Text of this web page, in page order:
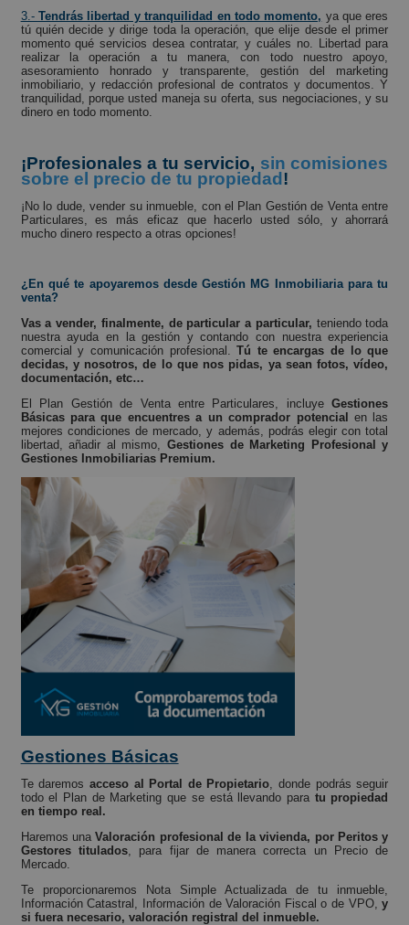
3.- Tendrás libertad y tranquilidad en todo momento, ya que eres
tú quién decide y dirige toda la operación, que elije desde el primer
momento qué servicios desea contratar, y cuáles no. Libertad para
realizar la operación a tu manera, con todo nuestro apoyo,
asesoramiento honrado y transparente, gestión del marketing
inmobiliario, y redacción profesional de contratos y documentos. Y
tranquilidad, porque usted maneja su oferta, sus negociaciones, y su
dinero en todo momento.
¡Profesionales a tu servicio, sin comisiones
sobre el precio de tu propiedad!
¡No lo dude, vender su inmueble, con el Plan Gestión de Venta entre
Particulares, es más eficaz que hacerlo usted sólo, y ahorrará
mucho dinero respecto a otras opciones!
¿En qué te apoyaremos desde Gestión MG Inmobiliaria para tu
venta?
Vas a vender, finalmente, de particular a particular, teniendo toda
nuestra ayuda en la gestión y contando con nuestra experiencia
comercial y comunicación profesional.Tú te encargas de lo que
decidas, y nosotros, de lo que nos pidas, ya sean fotos, vídeo,
documentación, etc…
El Plan Gestión de Venta entre Particulares, incluyeGestiones
Básicas para que encuentres a un comprador potencial en las
mejores condiciones de mercado, y además, podrás elegir con total
libertad, añadir al mismo, Gestiones de Marketing Profesional y
Gestiones Inmobiliarias Premium.
Gestiones Básicas
Te daremos acceso al Portal de Propietario, donde podrás seguir
todo el Plan de Marketing que se está llevando para tu propiedad
en tiempo real.
Haremos unaValoración profesional de la vivienda, por Peritos y
Gestores titulados, para fijar de manera correcta un Precio de
Mercado.
Te proporcionaremos Nota Simple Actualizada de tu inmueble,
Información Catastral, Información de Valoración Fiscal o de VPO,y
si fuera necesario, valoración registral del inmueble.